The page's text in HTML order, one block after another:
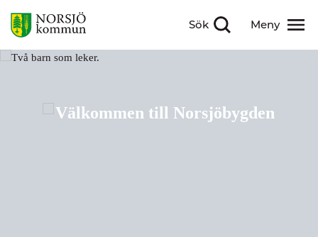
Sök
Visa sökfält Meny
Visa meny